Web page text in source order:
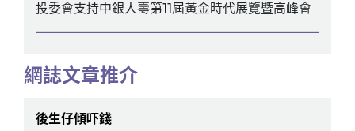
投委會支持中銀人壽第11屆黃金時代展覽暨高峰會
網誌文章推介
後生仔傾吓錢